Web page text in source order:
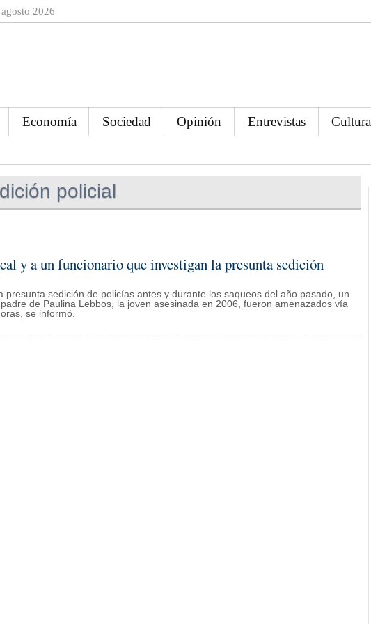
2026
Economía Sociedad Opinión Entrevistas Cultura
policial
y a un funcionario que investigan la presunta sedición
presunta sedición de policías antes y durante los saqueos del año pasado, un
de Paulina Lebbos, la joven asesinada en 2006, fueron amenazados vía
se informó.